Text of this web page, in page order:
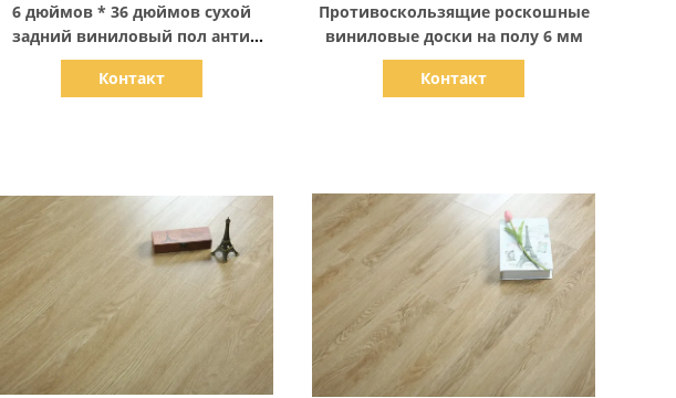
6 дюймов * 36 дюймов сухой
задний виниловый пол анти
царапины виниловый планка пол
Контакт
Противоскользящие роскошные
виниловые доски на полу 6 мм
Контакт